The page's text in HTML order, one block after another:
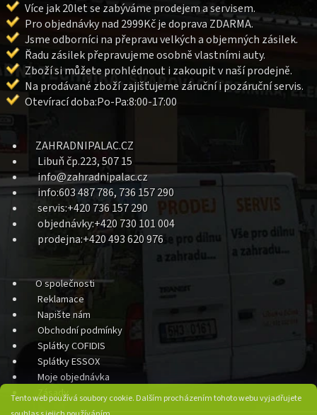
Tento web používá soubory cookie. Dalším procházením tohoto webu vyjadřujete
Více jak 20let se zabýváme prodejem a servisem.
Pro objednávky nad 2999Kč je doprava ZDARMA.
Jsme odborníci na přepravu velkých a objemných zásilek.
Řadu zásilek přepravujeme osobně vlastními auty.
Zboží si můžete prohlédnout i zakoupit v naší prodejně.
Na prodávané zboží zajišťujeme záruční i pozáruční servis.
Otevírací doba:Po-Pa:8:00-17:00
ZAHRADNIPALAC.CZ
Libuň čp.223, 507 15
info@zahradnipalac.cz
info:603 487 786, 736 157 290
servis:+420 736 157 290
objednávky:+420 730 101 004
prodejna:+420 493 620 976
O společnosti
Reklamace
Napište nám
Obchodní podmínky
Splátky COFIDIS
Splátky ESSOX
Moje objednávka
Zásady